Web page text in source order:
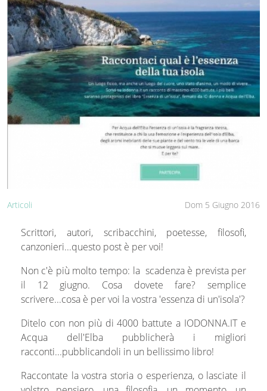
Dom 5 Giugno 2016
Articoli
Scrittori, autori, scribacchini, poetesse, filosofi,
canzonieri...questo post è per voi!
Non c'è più molto tempo: la scadenza è prevista per
il 12 giugno. Cosa dovete fare? semplice
scrivere...cosa è per voi la vostra 'essenza di un'isola'?
Ditelo con non più di 4000 battute a IODONNA.IT e
Acqua dell'Elba pubblicherà i migliori
racconti...pubblicandoli in un bellissimo libro!
Raccontate la vostra storia o esperienza, o lasciate il